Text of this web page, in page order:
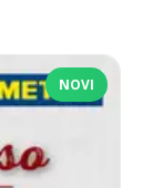
NOVI